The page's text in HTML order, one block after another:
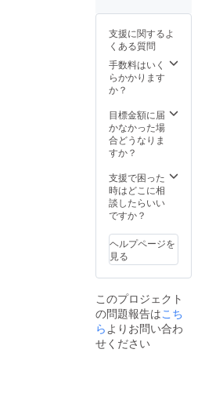
を発行
しま
す。
い。 ・
間：2年
・掲載
方法：
サポー
の左側
に横400
ｘ縦200
ゴ及び
バ
ナー、
右側に
団体名
と説明
文（200
文字以
URLと
共に掲
載させ
ていた
だきま
m 持ち
25×280
mm
）。 ③
ご支援
いただ
でご希
望の方
は、お
名前ま
ニック
ネーム
を
buzzule
サイト
の
SUPPO
RTER（
ペー
ジ）に
掲載さ
せてい
ただき
支援に関するよ
くある質問
手数料はいく
らかかります
か？
目標金額に届
かなかった場
合どうなりま
すか？
支援で困った
時はどこに相
談したらいい
ですか？
ヘルプページを
見る
このプロジェクト
の問題報告はこち
ら よりお問い合わ
せください